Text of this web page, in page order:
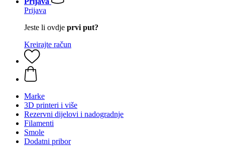
Prijava
Jeste li ovdje prvi put?
Kreirajte račun
Marke
3D printeri i više
Rezervni dijelovi i nadogradnje
Filamenti
Smole
Dodatni pribor